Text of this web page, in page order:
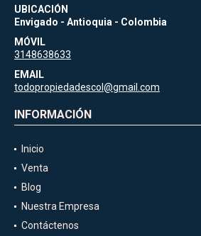
UBICACIÓN
Envigado - Antioquia - Colombia
MÓVIL
3148638633
EMAIL
todopropiedadescol@gmail.com
INFORMACIÓN
Inicio
Venta
Blog
Nuestra Empresa
Contáctenos